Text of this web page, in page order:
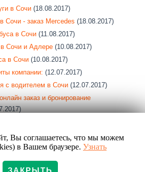
в Сочи (18.08.2017)
Сочи - заказ Mercedes (18.08.2017)
в Сочи (11.08.2017)
Сочи и Адлере (10.08.2017)
в Сочи (10.08.2017)
компании: (12.07.2017)
с водителем в Сочи (12.07.2017)
заказ и бронирование
Вы соглашаетесь, что мы можем
в Вашем браузере. Узнать
ЗАКРЫТЬ